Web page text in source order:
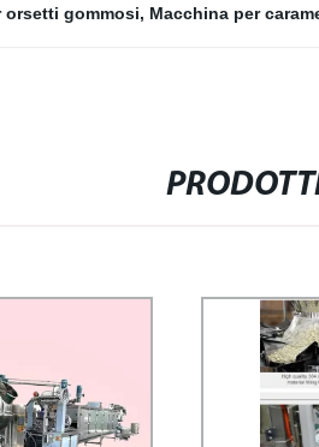
orsetti gommosi, Macchina per